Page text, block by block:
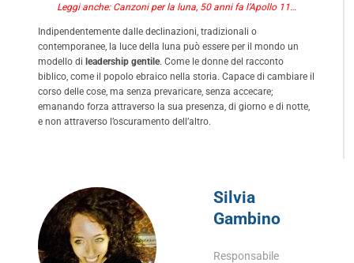
Leggi anche: Canzoni per la luna, 50 anni fa l’Apollo 11…
Indipendentemente dalle declinazioni, tradizionali o
contemporanee, la luce della luna può essere per il mondo un
modello di leadership gentile. Come le donne del racconto
biblico, come il popolo ebraico nella storia. Capace di cambiare il
corso delle cose, ma senza prevaricare, senza accecare;
emanando forza attraverso la sua presenza, di giorno e di notte,
e non attraverso l’oscuramento dell’altro.
Silvia
Gambino
Responsabile